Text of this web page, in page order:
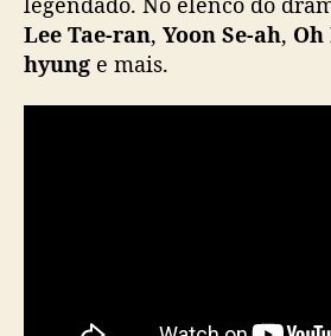
Lee Tae-ran, Yoon Se-ah, Oh
hyung e mais.